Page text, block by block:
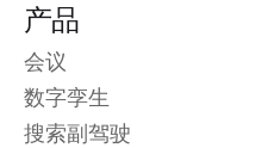
产品
会议
数字孪生
搜索副驾驶